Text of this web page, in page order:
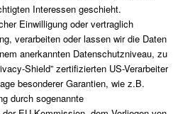
Interessen geschieht.
Einwilligung oder vertraglich
verarbeiten oder lassen wir die Daten
anerkannten Datenschutzniveau, zu
Shield” zertifizierten US-Verarbeiter
besonderer Garantien, wie z.B.
durch sogenannte